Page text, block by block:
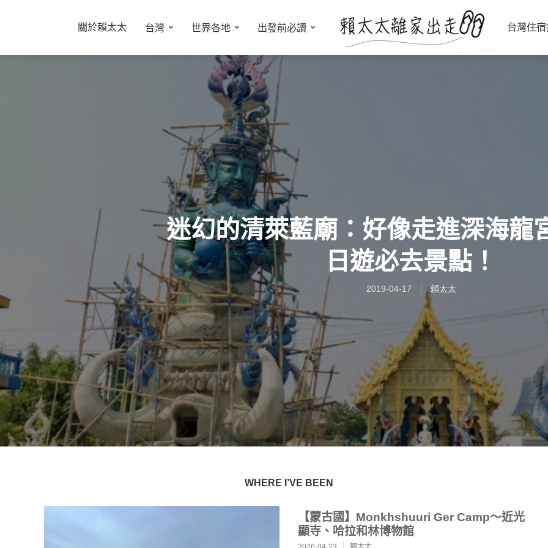
關於賴太太 台灣 世界各地 出發前必讀 台灣住
迷幻的清萊藍廟：好像走進深海龍
日遊必去景點！
2019-04-17 賴太太
WHERE I’VE BEEN
【蒙古國】Monkhshuuri Ger Camp～近光
顯寺、哈拉和林博物館